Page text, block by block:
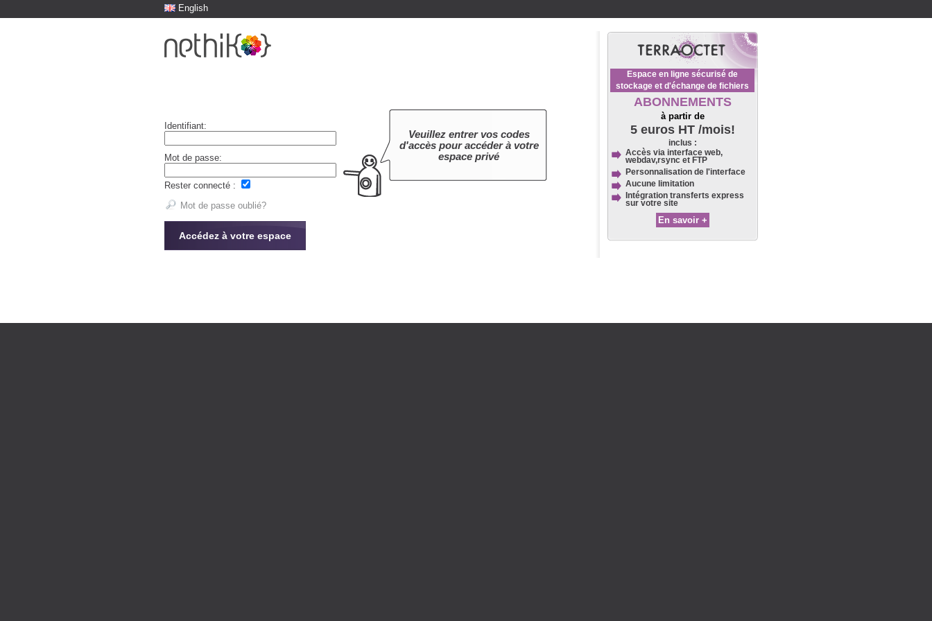
English
Veuillez entrer vos codes
d'accès pour accéder à votre
espace privé
Identifiant:
Mot de passe:
Rester connecté :
Mot de passe oublié?
Espace en ligne sécurisé de
stockage et d'échange de fichiers
ABONNEMENTS
à partir de
5 euros HT /mois!
inclus :
Accès via interface web,
webdav,rsync et FTP
Personnalisation de l'interface
Aucune limitation
Intégration transferts express
sur votre site
En savoir +